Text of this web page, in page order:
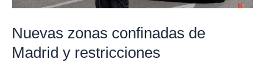
Nuevas zonas confinadas de
Madrid y restricciones